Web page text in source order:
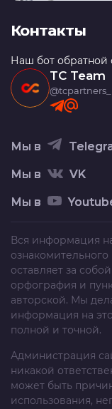
Контакты
Наш бот
TC Team
Мы в
Мы в VK
Мы в
Вся информация
оставляет за
орфография и
авторской. Мы
информация на
полной и точной.
Администрация
никакой
может быть
использования,